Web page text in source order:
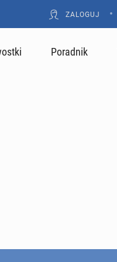
ZALOGUJ •
Poradnik